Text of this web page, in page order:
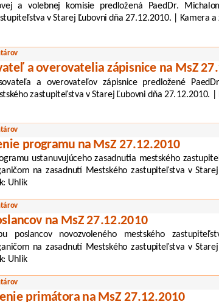
a volebnej komisie predložená PaedDr.
v Starej Ľubovni dňa 27.12.2010. | Kamera a
a overovatelia zápisnice na MsZ
a overovateľov zápisnice predložené
zastupiteľstva v Starej Ľubovni dňa 27.12.2010. |
programu na MsZ 27.12.2010
ustanuvujúceho zasadnutia mestského
na zasadnutí Mestského zastupiteľstva v
Uhlik
na MsZ 27.12.2010
poslancov novozvoleného mestského
na zasadnutí Mestského zastupiteľstva v
Uhlik
primátora na MsZ 27.12.2010